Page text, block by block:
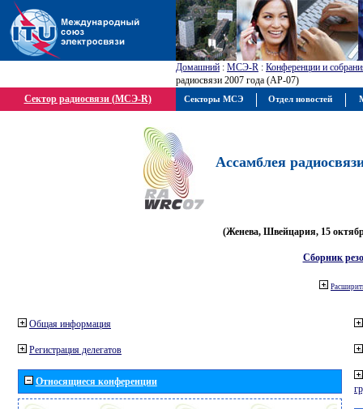
Домашний : МСЭ-R : Конференции и
радиосвязи 2007 года (АР-07)
Сектор радиосвязи (МСЭ-R)
Ассамблея
(Женева, Швейцария, 15
Сборник
Общая информация
Регистрация делегатов
Относящиеся конференции
Секторы МСЭ Отдел новостей